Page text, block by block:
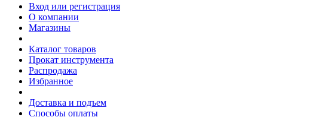
Вход или регистрация
О компании
Магазины
Каталог товаров
Прокат инструмента
Распродажа
Избранное
Доставка и подъем
Способы оплаты